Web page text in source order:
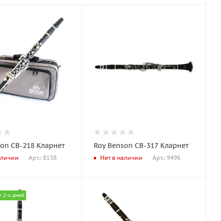
CB-218 Кларнет
Арт.: 8138
Roy Benson CB-317 Кларнет
Нет в наличии Арт.: 9496
2-х дней